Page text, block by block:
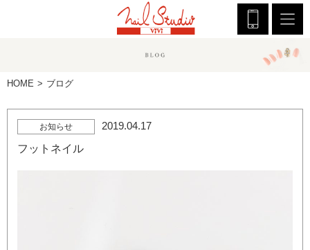
HOME ブログ
お知らせ
2019.04.17
フットネイル